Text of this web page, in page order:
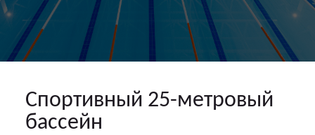
Спортивный 25-метровый
бассейн